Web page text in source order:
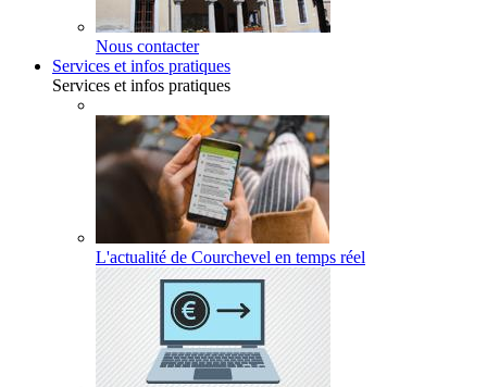
Nous contacter
Services et infos pratiques
Services et infos pratiques
L'actualité de Courchevel en temps réel